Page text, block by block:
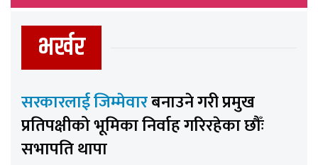
भर्खर
सरकारलाई जिम्मेवारबनाउने गरी प्रमुख
प्रतिपक्षीको भूमिका निर्वाह गरिरहेका छौँः
सभापति थापा